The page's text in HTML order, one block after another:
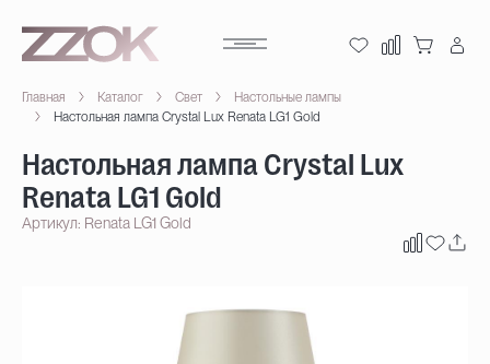
Главная Каталог Свет
Настольные лампы
Настольная лампа Crystal Lux Renata LG1 Gold
Настольная лампа Crystal Lux
Renata LG1 Gold
Артикул: Renata LG1 Gold